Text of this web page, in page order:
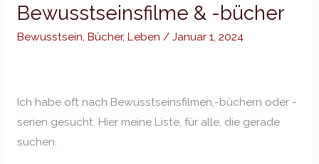
Bewusstseinsfilme & -bücher
Bewusstsein, Bücher, Leben / Januar 1, 2024
Ich habe oft nach Bewusstseinsfilmen,-büchern oder -
serien gesucht. Hier meine Liste, für alle, die gerade
suchen.
Bewusstseinsfilme